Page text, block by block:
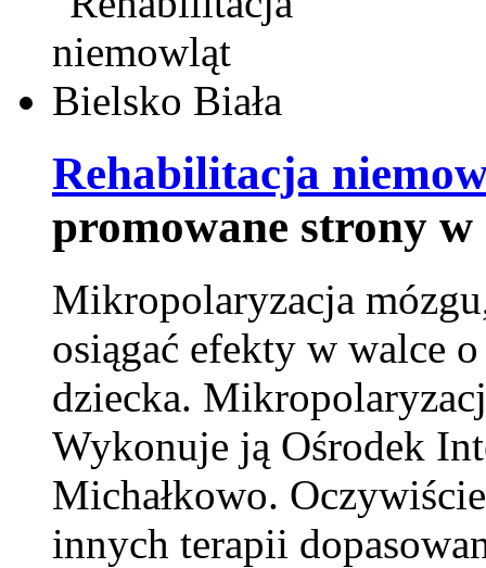
Rehabilitacja
promowane strony
Mikropolaryzacja
osiągać efekty w walce
dziecka.
Wykonuje ją Ośrodek
Michałkowo.
innych terapii